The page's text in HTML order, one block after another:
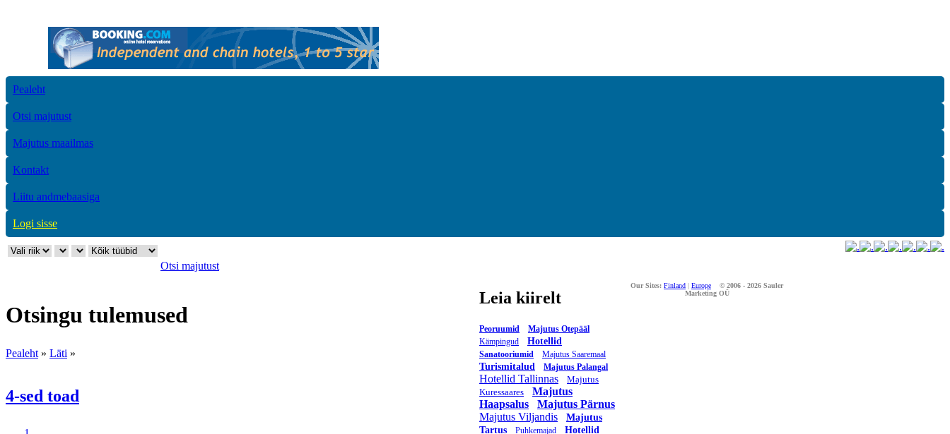
Pealeht
Otsi majutust
Majutus maailmas
Kontakt
Liitu andmebaasiga
Logi sisse
Otsi majutust
Otsingu tulemused
Pealeht » Läti »
4-sed toad
Leia kiirelt
Peoruumid
Majutus Otepääl
Kämpingud
Hotellid
Sanatooriumid Majutus Saaremaal
Turismitalud Majutus Palangal
Hotellid Tallinnas
Majutus
Kuressaares
Majutus
Haapsalus
Majutus Pärnus
Majutus Viljandis
Majutus
Tartus
Puhkemajad
Hotellid
Our Sites: Finland | Europe
© 2006 - 2026 Sauler
Marketing OÜ